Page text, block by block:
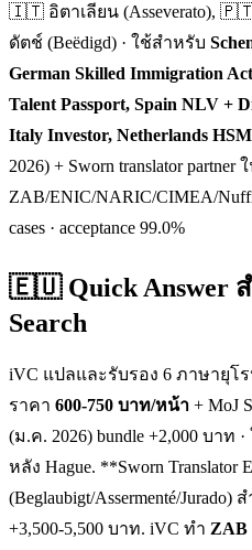
🇮🇹 อิตาเลียน (Asseverato),
ดัตช์ (Beëdigd) · ใช้สำหรับ
German Skilled Immigration
Talent Passport, Spain NLV +
Italy Investor, Netherlands HSM
2026) + Sworn translator partner
ZAB/ENIC/NARIC/CIMEA/
cases · acceptance 99.0%
🇪🇺 Quick Answer ส
Search
iVC แปลและรับรอง 6 ภาษายุโ
ราคา 600-750 บาท/หน้า + MoJ
(ม.ค. 2026) bundle +2,000 บาท
หลัง Hague. **Sworn Translator
(Beglaubigt/Assermenté/Jurado)
+3,500-5,500 บาท. iVC ทำ ZAB